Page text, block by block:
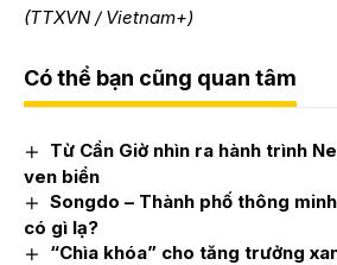
(TTXVN / Vietnam+)
Có thể bạn cũng quan tâm
Từ Cần Giờ nhìn ra hành trình
ven biển
Songdo – Thành phố thông
có gì lạ?
“Chìa khóa” cho tăng trưởng